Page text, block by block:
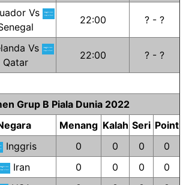
Vs
22:00 ? - ?
Vs
Qatar
22:00 ? - ?
Grup B Piala Dunia 2022
Menang Kalah Seri Point
Inggris 0 0 0
0
Iran 0 0 0
0